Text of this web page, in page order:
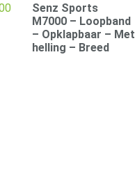
Senz Sports
M7000 – Loopband
– Opklapbaar – Met
helling – Breed